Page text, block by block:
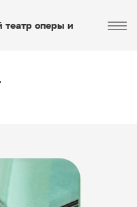
театр оперы и